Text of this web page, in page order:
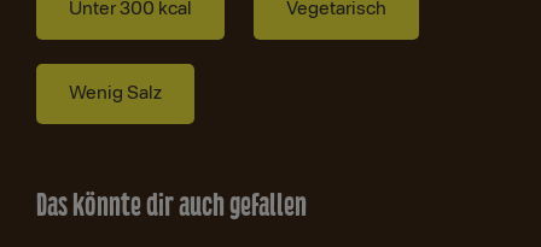
Unter 300 kcal Vegetarisch
Wenig Salz
Das könnte dir auch gefallen